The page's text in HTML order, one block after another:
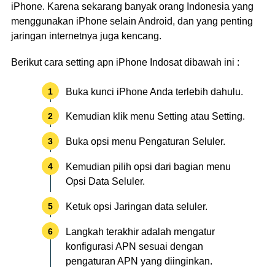
iPhone. Karena sekarang banyak orang Indonesia yang
menggunakan iPhone selain Android, dan yang penting
jaringan internetnya juga kencang.
Berikut cara setting apn iPhone Indosat dibawah ini :
Buka kunci iPhone Anda terlebih dahulu.
Kemudian klik menu Setting atau Setting.
Buka opsi menu Pengaturan Seluler.
Kemudian pilih opsi dari bagian menu
Opsi Data Seluler.
Ketuk opsi Jaringan data seluler.
Langkah terakhir adalah mengatur
konfigurasi APN sesuai dengan
pengaturan APN yang diinginkan.